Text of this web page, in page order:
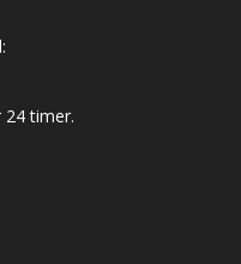
24 timer.